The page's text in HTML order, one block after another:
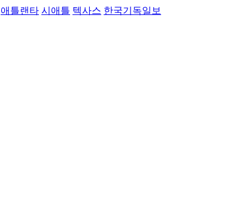
애틀랜타 시애틀 텍사스 한국기독일보